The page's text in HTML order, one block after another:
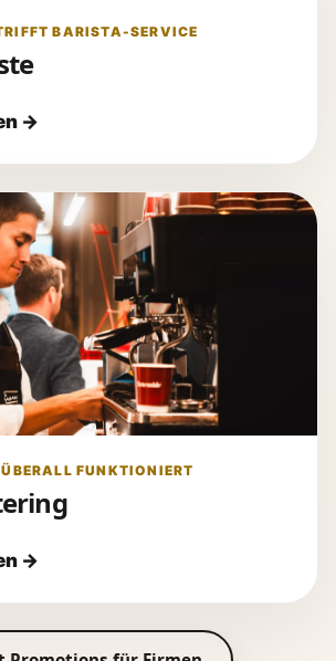
BARISTA-SERVICE
FUNKTIONIERT